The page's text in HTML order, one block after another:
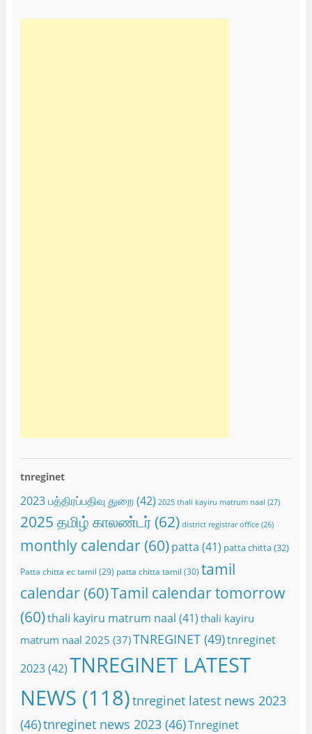
tnreginet
2023 பத்திரப்பதிவு துறை(42) 2025 thali kayiru matrum naal (27)
2025 தமிழ் காலண்டர்(62) district registrar office(26)
monthly calendar(60) patta (41) patta chitta(32)
Patta chitta ec tamil (29) patta chitta tamil (30) tamil
calendar(60)Tamil calendar tomorrow
(60)thali kayiru matrum naal (41) thali kayiru
matrum naal 2025 (37)TNREGINET(49)tnreginet
2023(42)TNREGINET LATEST
NEWS (118)tnreginet latest news 2023
(46)tnreginet news 2023(46)Tnreginet